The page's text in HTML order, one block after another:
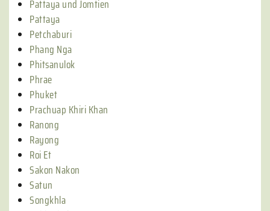
Pattaya und Jomtien
Pattaya
Petchaburi
Phang Nga
Phitsanulok
Phrae
Phuket
Prachuap Khiri Khan
Ranong
Rayong
Roi Et
Sakon Nakon
Satun
Songkhla